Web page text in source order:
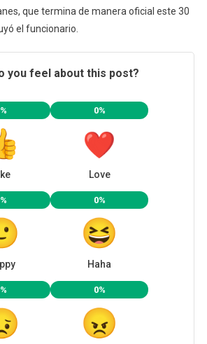
que termina de manera oficial este 30
el funcionario.
you feel about this post?
0%
Love
0%
Haha
0%